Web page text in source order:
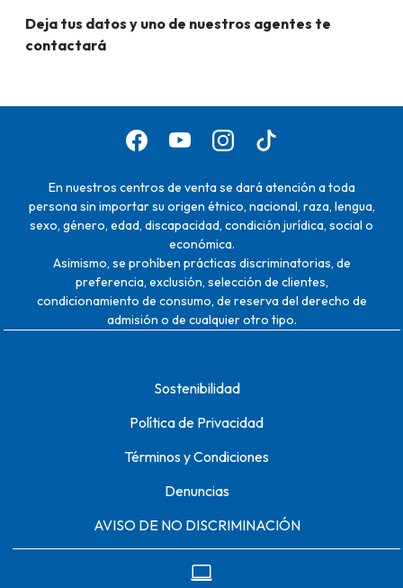
Deja tus datos y uno de nuestros agentes te
contactará
En nuestros centros de venta se dará atención a toda
persona sin importar su origen étnico, nacional, raza, lengua,
sexo, género, edad, discapacidad, condición jurídica, social o
económica.
Asimismo, se prohíben prácticas discriminatorias, de
preferencia, exclusión, selección de clientes,
condicionamiento de consumo, de reserva del derecho de
admisión o de cualquier otro tipo.
Sostenibilidad
Política de Privacidad
Términos y Condiciones
Denuncias
AVISO DE NO DISCRIMINACIÓN